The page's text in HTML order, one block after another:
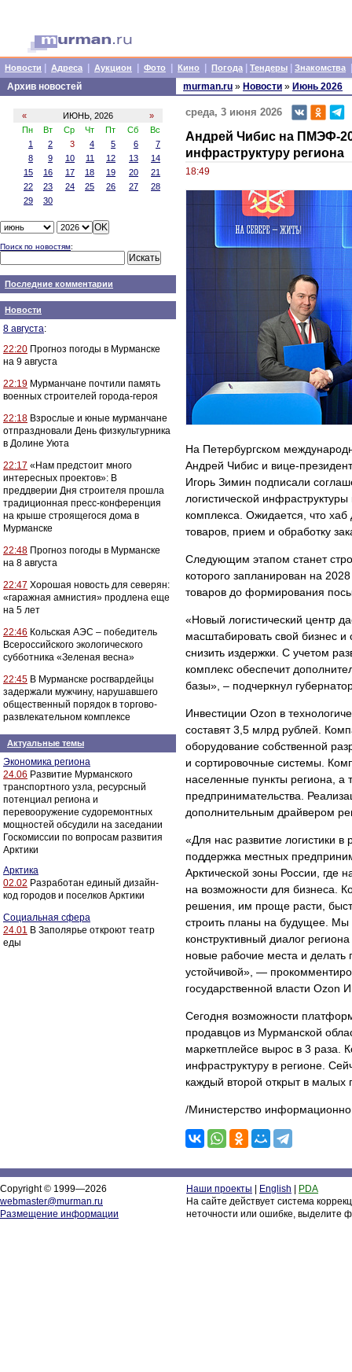
Новости Адреса Аукцион Фото Кино Погода Тендеры Знакомства
Архив новостей
« ИЮНЬ, 2026
»
Пн
Вт Ср Чт Пт Сб
Вс
1
2 3 4 5 6
7
8
9 10 11 12 13
14
15
16 17 18 19 20
21
22
23 24 25 26 27
28
29
30
Поиск по новостям:
Последние комментарии
Новости
8 августа:
22:20 Прогноз погоды в Мурманске
на 9 августа
22:19 Мурманчане почтили память
военных строителей города-героя
22:18 Взрослые и юные мурманчане
отпраздновали День физкультурника
в Долине Уюта
22:17 «Нам предстоит много
интересных проектов»: В
преддверии Дня строителя прошла
традиционная пресс-конференция
на крыше строящегося дома в
Мурманске
22:48 Прогноз погоды в Мурманске
на 8 августа
22:47 Хорошая новость для северян:
«гаражная амнистия» продлена еще
на 5 лет
22:46 Кольская АЭС – победитель
Всероссийского экологического
субботника «Зеленая весна»
22:45 В Мурманске росгвардейцы
задержали мужчину, нарушавшего
общественный порядок в торгово-
развлекательном комплексе
Актуальные темы
Экономика региона
24.06 Развитие Мурманского
транспортного узла, ресурсный
потенциал региона и
перевооружение судоремонтных
мощностей обсудили на заседании
Госкомиссии по вопросам развития
Арктики
Арктика
02.02 Разработан единый дизайн-
код городов и поселков Арктики
Социальная сфера
24.01 В Заполярье откроют театр
еды
murman.ru » Новости » Июнь 2026
среда, 3 июня 2026
Андрей Чибис на ПМЭФ-
инфраструктуру региона
18:49
На Петербургском
Андрей Чибис и вице-
Игорь Зимин подписали
логистической
комплекса. Ожидается, что хаб
товаров, прием и обработку
Следующим этапом станет
которого запланирован на
товаров до формирования
«Новый логистический центр
масштабировать свой бизнес и
снизить издержки. С учетом
комплекс обеспечит
базы», – подчеркнул
Инвестиции Ozon в
составят 3,5 млрд рублей.
оборудование собственной
и сортировочные системы.
населенные пункты региона, а
предпринимательства.
дополнительным драйвером
«Для нас развитие логистики
поддержка местных
Арктической зоны России, где
на возможности для бизнеса.
решения, им проще расти,
строить планы на будущее. Мы
конструктивный диалог
новые рабочие места и
устойчивой», —
государственной власти Ozon
Сегодня возможности
продавцов из Мурманской
маркетплейсе вырос в 3 раза.
инфраструктуру в регионе.
каждый второй открыт в малых
/Министерство
Copyright © 1999—2026
webmaster@murman.ru
Размещение информации
Наши проекты English
PDA
На сайте действует система
неточности или ошибке, выделите